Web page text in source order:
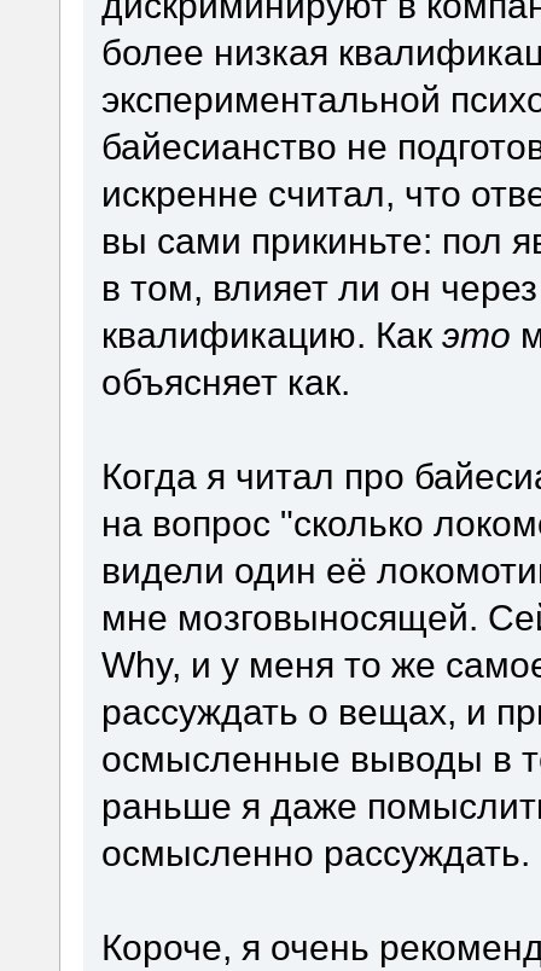
более низкая
экспериментальной
байесианство не
искренне считал, что
вы сами прикиньте: пол
в том, влияет ли он
квалификацию. Как это
объясняет как.
Когда я читал про
на вопрос "сколько
видели один её
мне мозговыносящей.
Why, и у меня то же
рассуждать о вещах, и
осмысленные выводы в
раньше я даже
осмысленно рассуждать.
Короче, я очень